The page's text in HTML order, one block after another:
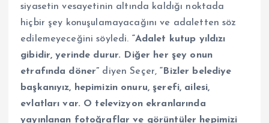
siyasetin vesayetinin altında kaldığı noktada
hiçbir şey konuşulamayacağını ve adaletten söz
edilemeyeceğini söyledi. “Adalet kutup yıldızı
gibidir, yerinde durur. Diğer her şey onun
etrafında döner” diyen Seçer,“Bizler belediye
başkanıyız, hepimizin onuru, şerefi, ailesi,
evlatları var. O televizyon ekranlarında
yayınlanan fotoğraflar ve görüntüler hepimizi